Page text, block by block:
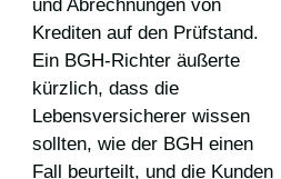
und Abrechnungen von
Krediten auf den Prüfstand.
Ein BGH-Richter äußerte
kürzlich, dass die
Lebensversicherer wissen
sollten, wie der BGH einen
Fall beurteilt, und die Kunden